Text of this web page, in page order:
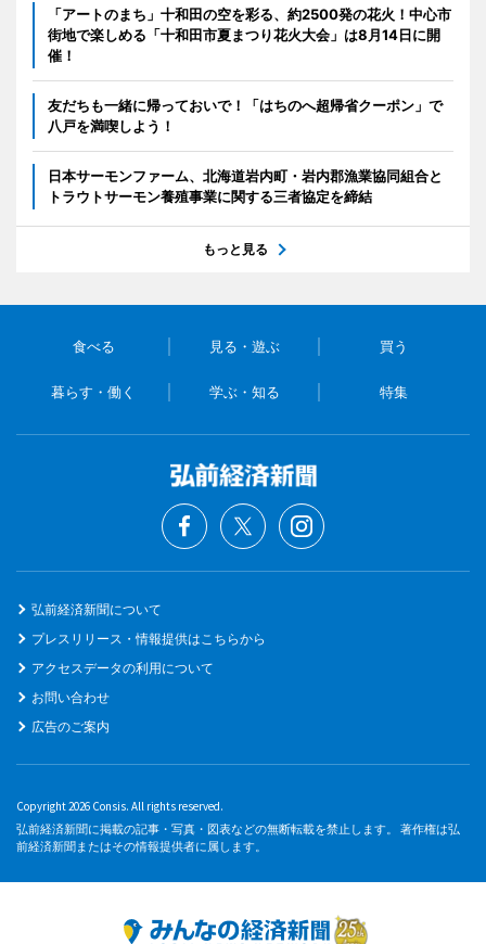
「アートのまち」十和田の空を彩る、約2500発の花火！中心市
街地で楽しめる「十和田市夏まつり花火大会」は8月14日に開
催！
友だちも一緒に帰っておいで！「はちのへ超帰省クーポン」で
八戸を満喫しよう！
日本サーモンファーム、北海道岩内町・岩内郡漁業協同組合と
トラウトサーモン養殖事業に関する三者協定を締結
もっと見る
食べる 見る・遊ぶ 買う
暮らす・働く 学ぶ・知る 特集
弘前経済新聞について
プレスリリース・情報提供はこちらから
アクセスデータの利用について
お問い合わせ
広告のご案内
Copyright 2026 Consis. All rights reserved.
弘前経済新聞に掲載の記事・写真・図表などの無断転載を禁止します。 著作権は弘
前経済新聞またはその情報提供者に属します。